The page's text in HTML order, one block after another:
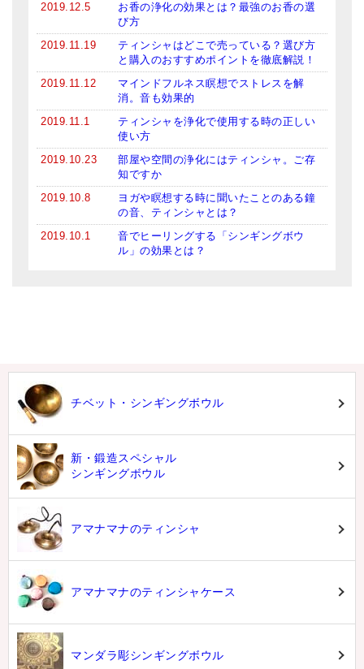
2019.12.5
お香の浄化の効果とは？最強のお香の選
び方
2019.11.19
ティンシャはどこで売っている？選び方
と購入のおすすめポイントを徹底解説！
2019.11.12
マインドフルネス瞑想でストレスを解
消。音も効果的
2019.11.1
ティンシャを浄化で使用する時の正しい
使い方
2019.10.23
部屋や空間の浄化にはティンシャ。ご存
知ですか
2019.10.8
ヨガや瞑想する時に聞いたことのある鐘
の音、ティンシャとは？
2019.10.1
音でヒーリングする「シンギングボウ
ル」の効果とは？
チベット・シンギングボウル
新・鍛造スペシャル
シンギングボウル
アマナマナのティンシャ
アマナマナのティンシャケース
マンダラ彫シンギングボウル